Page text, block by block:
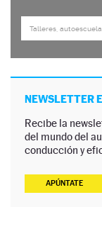
NEWSLETTER
Recibe la
del mundo del
conducción y
APÚNTATE